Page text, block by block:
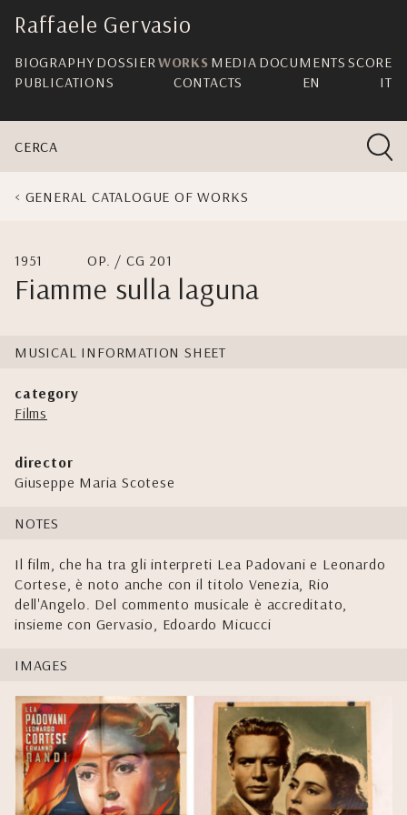
navigation
Raffaele Gervasio
BIOGRAPHYDOSSIERWORKS MEDIA DOCUMENTS SCORE
PUBLICATIONS
CONTACTS EN IT
CERCA
GENERAL CATALOGUE OF WORKS
1951 OP. / CG 201
Fiamme sulla laguna
MUSICAL INFORMATION SHEET
category
Films
director
Giuseppe Maria Scotese
NOTES
Il film, che ha tra gli interpreti Lea Padovani e Leonardo
Cortese, è noto anche con il titolo Venezia, Rio
dell'Angelo. Del commento musicale è accreditato,
insieme con Gervasio, Edoardo Micucci
IMAGES